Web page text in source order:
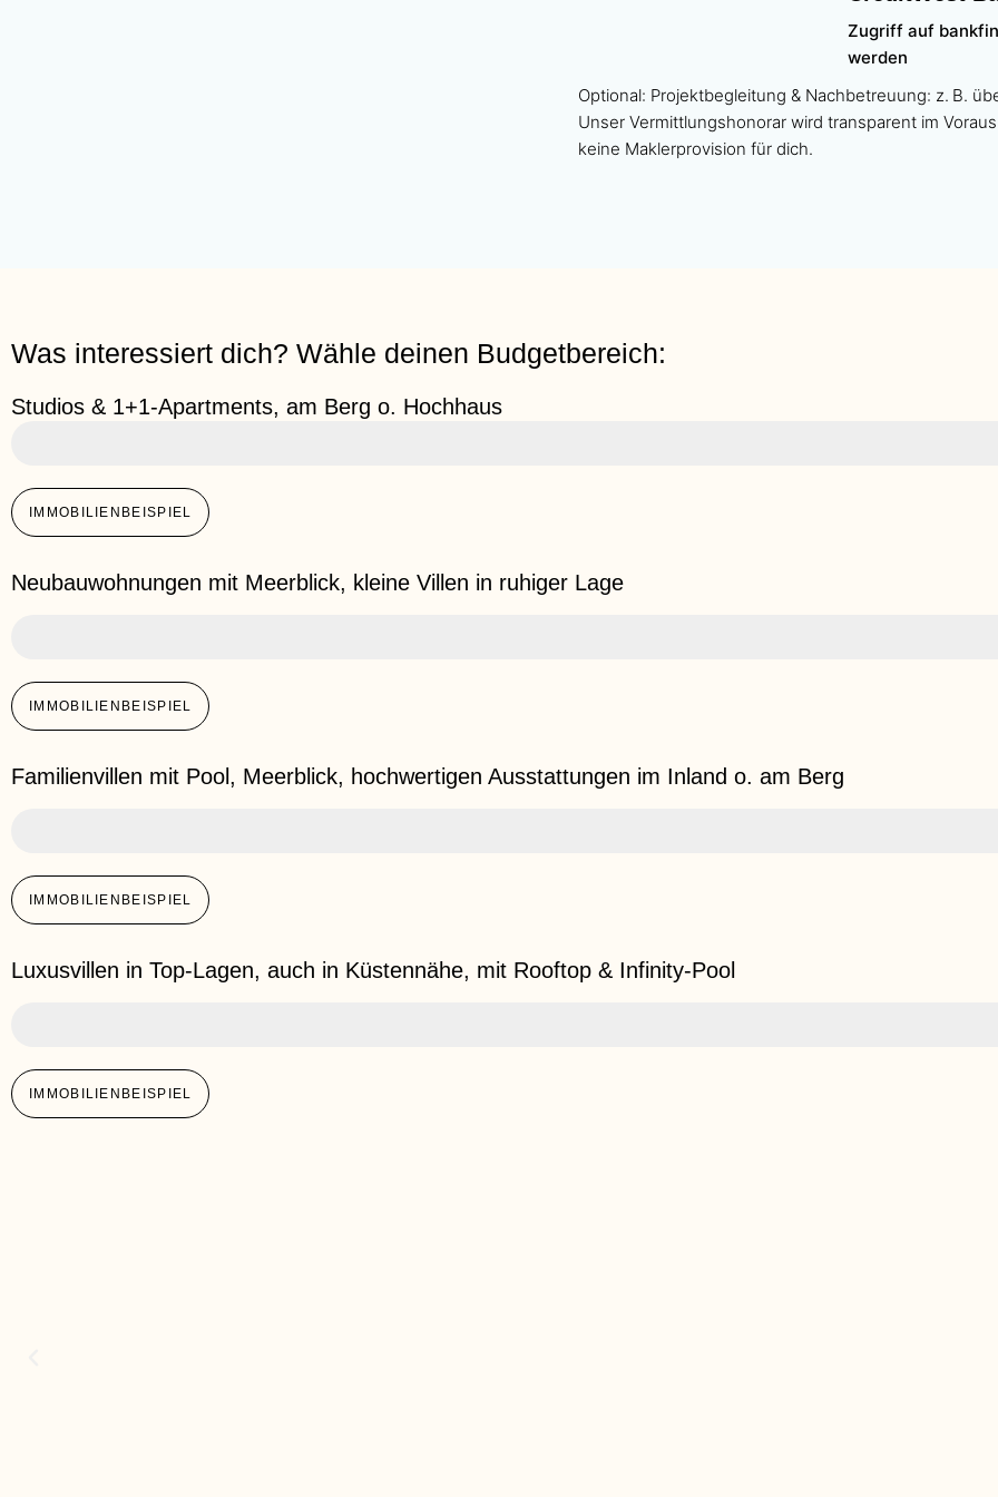
Zugriff auf
werden
Optional: Projektbegleitung & Nachbetreuung: z. B.
Unser Vermittlungshonorar wird transparent im
keine Maklerprovision für dich.
Was interessiert dich? Wähle deinen Budgetbereich:
Studios & 1+1-Apartments, am Berg o. Hochhaus
IMMOBILIENBEISPIEL
Neubauwohnungen mit Meerblick, kleine Villen in ruhiger Lage
IMMOBILIENBEISPIEL
Familienvillen mit Pool, Meerblick, hochwertigen Ausstattungen im Inland o. am Berg
IMMOBILIENBEISPIEL
Luxusvillen in Top-Lagen, auch in Küstennähe, mit Rooftop & Infinity-Pool
IMMOBILIENBEISPIEL